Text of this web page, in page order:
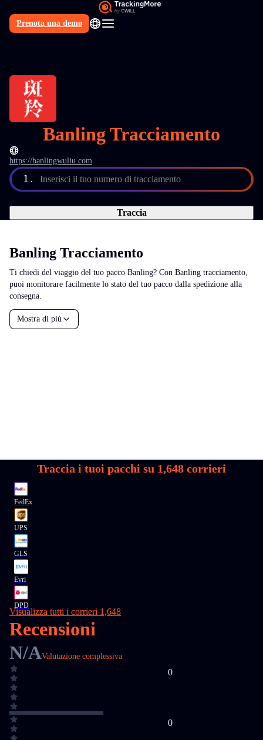
Prenota una demo
IT
Banling Tracciamento
https://banlingwuliu.com
1. Inserisci il tuo numero di tracciamento
Traccia
Banling Tracciamento
Ti chiedi del viaggio del tuo pacco Banling? Con Banling tracciamento,
puoi monitorare facilmente lo stato del tuo pacco dalla spedizione alla
consegna.
Mostra di più
Traccia i tuoi pacchi su 1,648 corrieri
FedEx
UPS
GLS
Evri
DPD
Visualizza tutti i corrieri 1,648
Recensioni
N/AValutazione complessiva
0
0